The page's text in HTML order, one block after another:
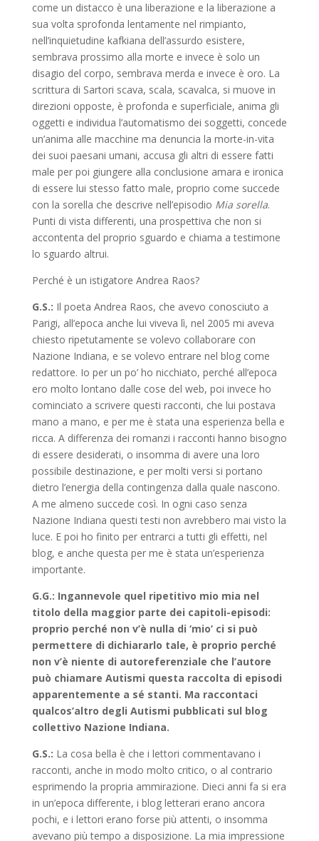
come un distacco è una liberazione e la liberazione a
sua volta sprofonda lentamente nel rimpianto,
nell’inquietudine kafkiana dell’assurdo esistere,
sembrava prossimo alla morte e invece è solo un
disagio del corpo, sembrava merda e invece è oro. La
scrittura di Sartori scava, scala, scavalca, si muove in
direzioni opposte, è profonda e superficiale, anima gli
oggetti e individua l’automatismo dei soggetti, concede
un’anima alle macchine ma denuncia la morte-in-vita
dei suoi paesani umani, accusa gli altri di essere fatti
male per poi giungere alla conclusione amara e ironica
di essere lui stesso fatto male, proprio come succede
con la sorella che descrive nell’episodio Mia sorella.
Punti di vista differenti, una prospettiva che non si
accontenta del proprio sguardo e chiama a testimone
lo sguardo altrui.
Perché è un istigatore Andrea Raos?
G.S.: Il poeta Andrea Raos, che avevo conosciuto a
Parigi, all’epoca anche lui viveva lì, nel 2005 mi aveva
chiesto ripetutamente se volevo collaborare con
Nazione Indiana, e se volevo entrare nel blog come
redattore. Io per un po’ ho nicchiato, perché all’epoca
ero molto lontano dalle cose del web, poi invece ho
cominciato a scrivere questi racconti, che lui postava
mano a mano, e per me è stata una esperienza bella e
ricca. A differenza dei romanzi i racconti hanno bisogno
di essere desiderati, o insomma di avere una loro
possibile destinazione, e per molti versi si portano
dietro l’energia della contingenza dalla quale nascono.
A me almeno succede così. In ogni caso senza
Nazione Indiana questi testi non avrebbero mai visto la
luce. E poi ho finito per entrarci a tutti gli effetti, nel
blog, e anche questa per me è stata un’esperienza
importante.
G.G.: Ingannevole quel ripetitivo mio mia nel
titolo della maggior parte dei capitoli-episodi:
proprio perché non v’è nulla di ‘mio’ ci si può
permettere di dichiararlo tale, è proprio perché
non v’è niente di autoreferenziale che l’autore
può chiamare Autismi questa raccolta di episodi
apparentemente a sé stanti. Ma raccontaci
qualcos’altro degli Autismi pubblicati sul blog
collettivo Nazione Indiana.
G.S.: La cosa bella è che i lettori commentavano i
racconti, anche in modo molto critico, o al contrario
esprimendo la propria ammirazione. Dieci anni fa si era
in un’epoca differente, i blog letterari erano ancora
pochi, e i lettori erano forse più attenti, o insomma
avevano più tempo a disposizione. La mia impressione